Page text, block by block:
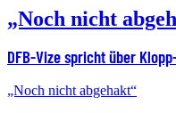
„Noch nicht
DFB-Vize spricht über
„Noch nicht abgehakt“